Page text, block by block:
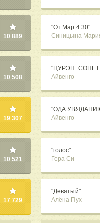
10 889
10 508
19 307
10 521
17 729
"От Мар 4:30"
Синицына
"ЦУРЭН.
Айвенго
"ОДА
Айвенго
"голос"
Гера Си
"Девятый"
Алёна Пух